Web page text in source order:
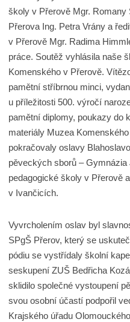
školy v Přerově Mgr.
Přerova Ing. Petra Vrány a
v Přerově Mgr. Radima
práce. Soutěž vyhlásila naše
Komenského v Přerově.
pamětní stříbrnou minci,
u příležitosti 500. výročí
pamětní diplomy, poukazy do
materiály Muzea
pokračovaly oslavy
pěveckých sborů –
pedagogické školy v Přerově
v Ivančicích.
Vyvrcholením oslav byl
SPgŠ Přerov, který se
pódiu se vystřídaly školní
seskupení ZUŠ Bedřicha
sklidilo společné vystoupení
svou osobní účastí podpořil
Krajského úřadu